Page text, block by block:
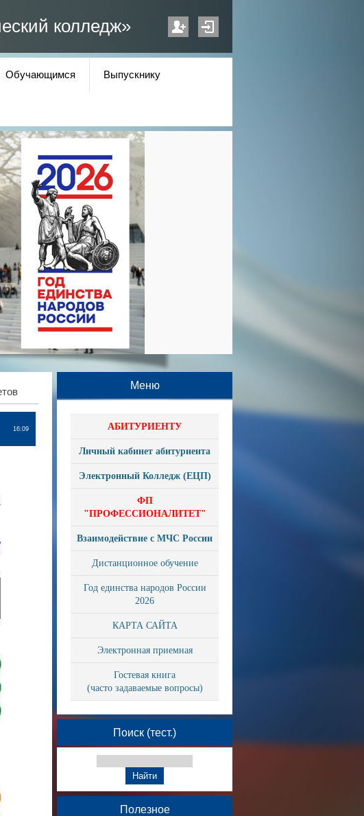
колледж»
Обучающимся Выпускнику
16:09
Меню
АБИТУРИЕНТУ
Личный кабинет абитуриента
Электронный Колледж (ЕЦП)
ФП
"ПРОФЕССИОНАЛИТЕТ"
Взаимодействие с МЧС России
Дистанционное обучение
Год единства народов России
2026
КАРТА САЙТА
Электронная приемная
Гостевая книга
(часто задаваемые вопросы)
Поиск (тест.)
Полезное